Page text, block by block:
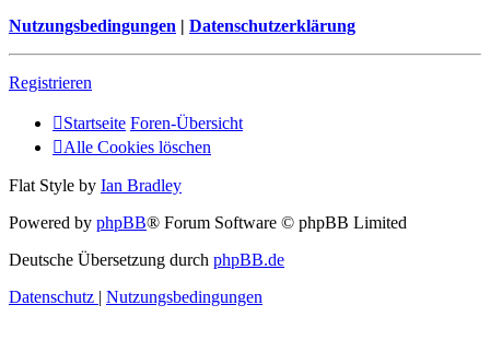
Nutzungsbedingungen | Datenschutzerklärung
Registrieren
Startseite Foren-Übersicht
Alle Cookies löschen
Flat Style by Ian Bradley
Powered by phpBB® Forum Software © phpBB Limited
Deutsche Übersetzung durch phpBB.de
Datenschutz | Nutzungsbedingungen